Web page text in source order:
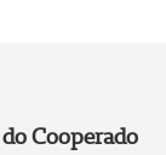
Cooperado